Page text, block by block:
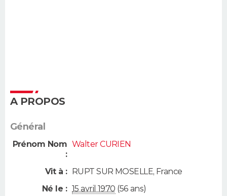
A PROPOS
Général
Prénom Nom
:
Walter CURIEN
Vit à : RUPT SUR MOSELLE, France
Né le : 15 avril 1970 (56 ans)